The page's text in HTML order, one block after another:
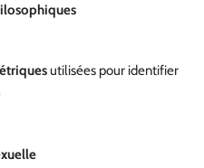
utilisées pour identifier